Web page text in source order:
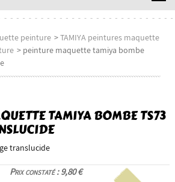
peinture >TAMIYA peintures maquette
> peinture maquette tamiya bombe
TAMIYA BOMBE TS73
translucide
Prix constaté : 9,80 €